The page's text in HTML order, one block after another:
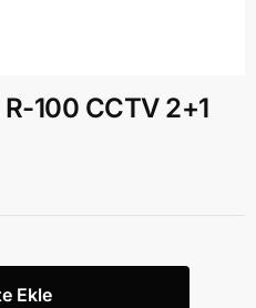
100 CCTV 2+1
Ekle